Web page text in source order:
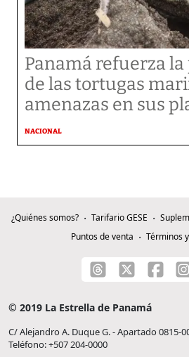
Panamá refuerza
de las tortugas
amenazas en sus
NACIONAL
¿Quiénes somos? Tarifario GESE
Puntos de venta
Términos
© 2019 La Estrella de Panamá
C/ Alejandro A. Duque G. - Apartado 0815-
Teléfono: +507 204-0000